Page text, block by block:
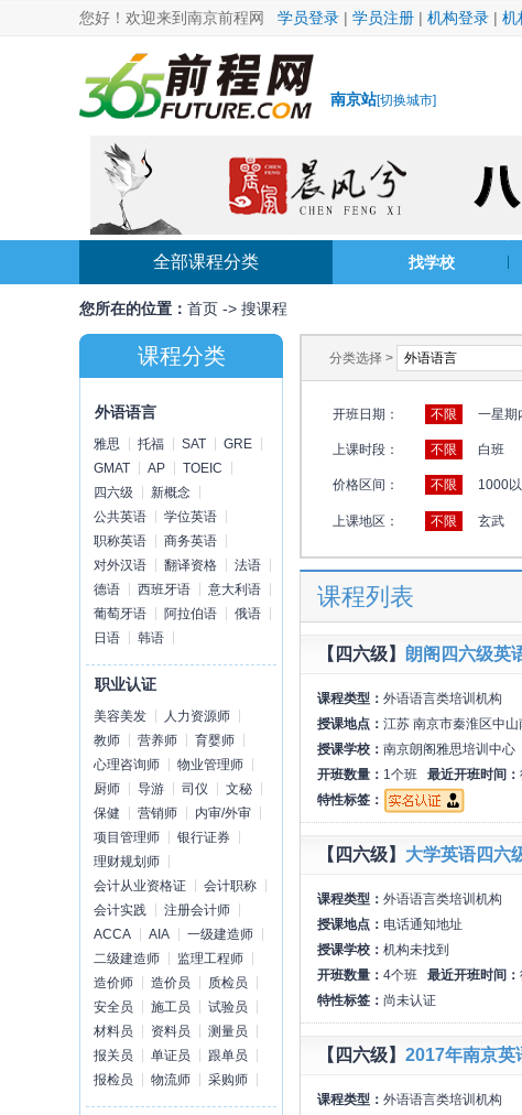
您好！欢迎来到南京前程网 学员登录 | 学员注册 | 机构登录 | 机
南京站[切换城市]
全部课程分类 找学校
您所在的位置： 首页 -> 搜课程
课程分类
外语语言
雅思 托福 SAT
GRE
GMAT
AP
TOEIC
四六级
新概念
公共英语
学位英语
职称英语
商务英语
对外汉语
翻译资格
法语
德语
西班牙语
意大利语
葡萄牙语
阿拉伯语
俄语
日语
韩语
职业认证
美容美发
人力资源师
教师
营养师
育婴师
心理咨询师
物业管理师
厨师
导游 司仪
文秘
保健
营销师
内审/外审
项目管理师
银行证券
理财规划师
会计从业资格证
会计职称
会计实践
注册会计师
ACCA
AIA
一级建造师
二级建造师
监理工程师
造价师
造价员
质检员
安全员
施工员
试验员
材料员
资料员
测量员
报关员
单证员
跟单员
报检员
物流师 采购师
分类选择 >
开班日期： 不限 一星期
上课时段： 不限 白班
价格区间： 不限 1000
上课地区： 不限 玄武
课程列表
【四六级】 朗阁四六级英
课程类型： 外语语言类培训机构
授课地点： 江苏 南京市秦淮区中
授课学校： 南京朗阁雅思培训中心
开班数量： 1个班 最近开班时间：
特性标签：
【四六级】 大学英语四六
课程类型： 外语语言类培训机构
授课地点： 电话通知地址
授课学校： 机构未找到
开班数量： 4个班 最近开班时间：
特性标签： 尚未认证
【四六级】 2017年南京英
课程类型： 外语语言类培训机构